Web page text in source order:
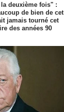
deuxième fois" :
de bien de cet
jamais tourné cet
des années 90